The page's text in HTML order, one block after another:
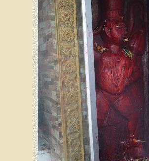
Tezpur - Mahabhairab Tempel